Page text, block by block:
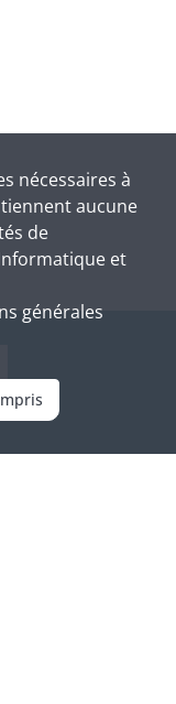
nécessaires à
aucune
de
et
générales